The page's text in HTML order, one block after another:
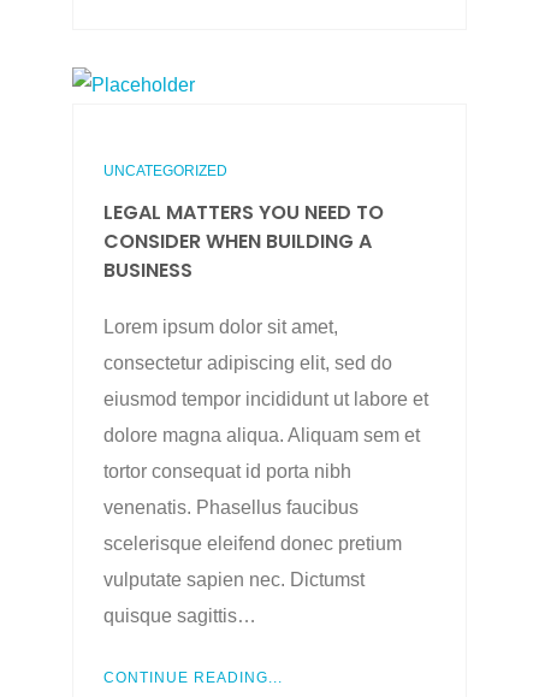
UNCATEGORIZED
LEGAL MATTERS YOU NEED TO
CONSIDER WHEN BUILDING A
BUSINESS
Lorem ipsum dolor sit amet,
consectetur adipiscing elit, sed do
eiusmod tempor incididunt ut labore et
dolore magna aliqua. Aliquam sem et
tortor consequat id porta nibh
venenatis. Phasellus faucibus
scelerisque eleifend donec pretium
vulputate sapien nec. Dictumst
quisque sagittis…
CONTINUE READING...